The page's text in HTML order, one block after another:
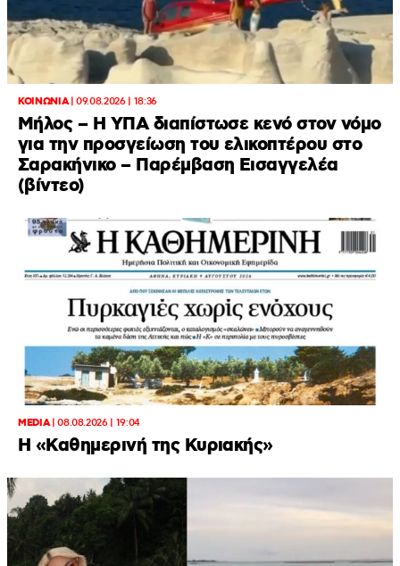
ΚΟΙΝΩΝΙΑ|09.08.2026 | 18:36
Μήλος – Η ΥΠΑ διαπίστωσε κενό στον νόμο
για την προσγείωση του ελικοπτέρου στο
Σαρακήνικο – Παρέμβαση Εισαγγελέα
(βίντεο)
MEDIA|08.08.2026 | 19:04
H «Καθημερινή της Κυριακής»